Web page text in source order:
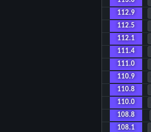
112.9
112.5
112.1
111.4
111.0
110.9
110.8
110.0
108.8
108.1